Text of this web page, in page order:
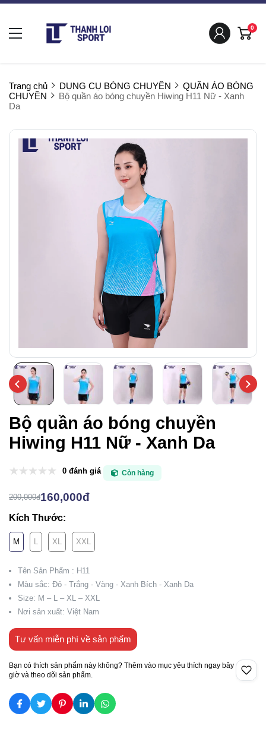
0
Trang chủ DỤNG CỤ BÓNG CHUYỀN
QUẦN ÁO BÓNG
CHUYỀN
Bộ quần áo bóng chuyền Hiwing H11 Nữ - Xanh
Da
Bộ quần áo bóng chuyền
Hiwing H11 Nữ - Xanh Da
0 đánh giá Còn hàng
200,000đ160,000đ
Kích Thước:
M L XL XXL
Tên Sản Phẩm : H11
Màu sắc: Đỏ - Trắng - Vàng - Xanh Bích - Xanh Da
Size: M – L – XL – XXL
Nơi sản xuất: Việt Nam
Tư vấn miễn phí về sản phẩm
Bạn có thích sản phẩm này không? Thêm vào mục yêu thích ngay bây
giờ và theo dõi sản phẩm.